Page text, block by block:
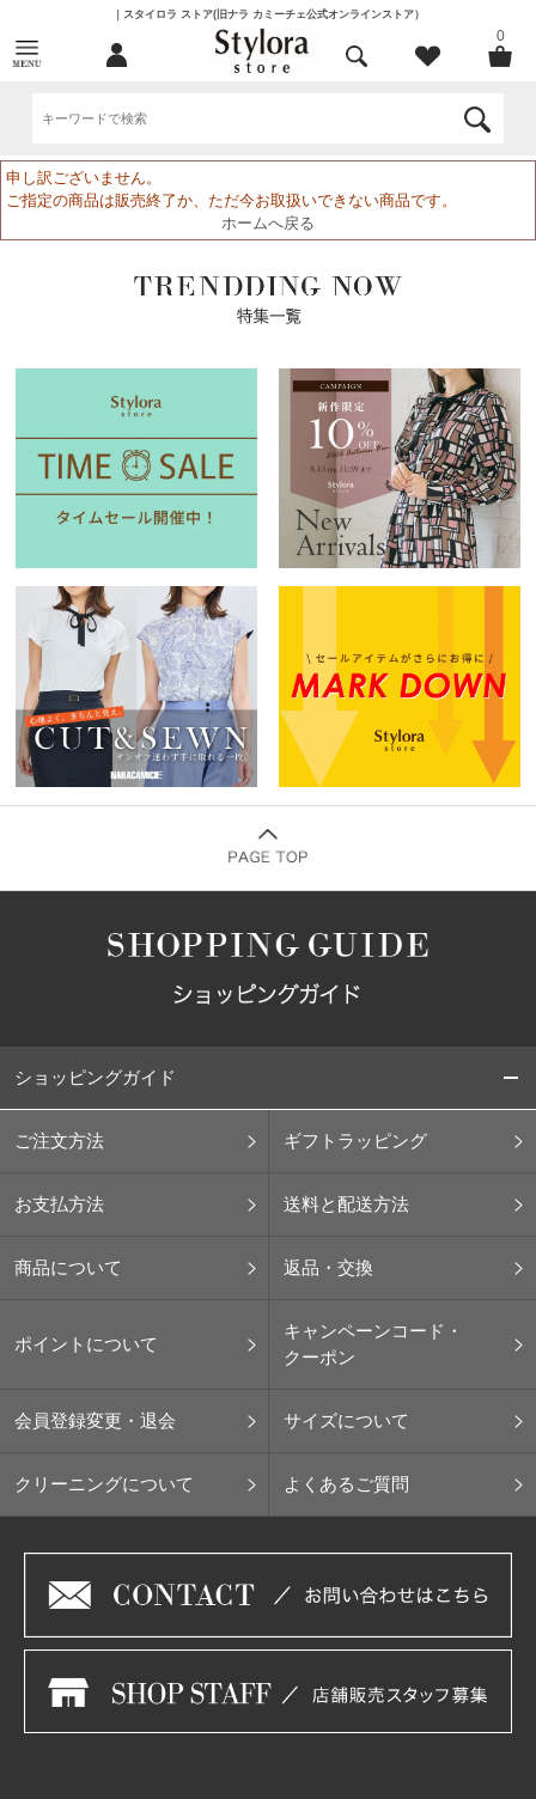
｜スタイロラ ストア(旧ナラ カミーチェ公式オンラインストア）
0
申し訳ございません。
ご指定の商品は販売終了か、ただ今お取扱いできない商品です。
ホームへ戻る
ショッピングガイド
ご注文方法 ギフトラッピング
お支払方法 送料と配送方法
商品について 返品・交換
ポイントについて
キャンペーンコード・
クーポン
会員登録変更・退会 サイズについて
クリーニングについて よくあるご質問